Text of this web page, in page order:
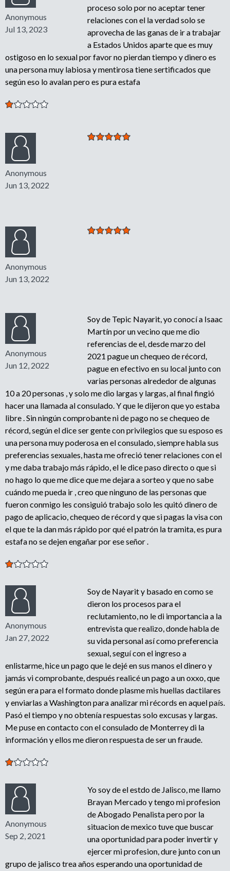
Anonymous
Jul 13, 2023
proceso solo por no aceptar tener
relaciones con el la verdad solo se
aprovecha de las ganas de ir a trabajar
a Estados Unidos aparte que es muy
ostigoso en lo sexual por favor no pierdan tiempo y dinero es
una persona muy labiosa y mentirosa tiene sertificados que
según eso lo avalan pero es pura estafa
Anonymous
Jun 13, 2022
Anonymous
Jun 13, 2022
Anonymous
Jun 12, 2022
Soy de Tepic Nayarit, yo conocí a Isaac
Martín por un vecino que me dio
referencias de el, desde marzo del
2021 pague un chequeo de récord,
pague en efectivo en su local junto con
varias personas alrededor de algunas
10 a 20 personas , y solo me dio largas y largas, al final fingió
hacer una llamada al consulado. Y que le dijeron que yo estaba
libre . Sin ningún comprobante ni de pago no se chequeo de
récord, según el dice ser gente con privilegios que su esposo es
una persona muy poderosa en el consulado, siempre habla sus
preferencias sexuales, hasta me ofreció tener relaciones con el
y me daba trabajo más rápido, el le dice paso directo o que si
no hago lo que me dice que me dejara a sorteo y que no sabe
cuándo me pueda ir , creo que ninguno de las personas que
fueron conmigo les consiguió trabajo solo les quitó dinero de
pago de aplicacio, chequeo de récord y que si pagas la visa con
el que te la dan más rápido por qué el patrón la tramita, es pura
estafa no se dejen engañar por ese señor .
Anonymous
Jan 27, 2022
Soy de Nayarit y basado en como se
dieron los procesos para el
reclutamiento, no le di importancia a la
entrevista que realizo, donde habla de
su vida personal así como preferencia
sexual, seguí con el ingreso a
enlistarme, hice un pago que le dejé en sus manos el dinero y
jamás vi comprobante, después realicé un pago a un oxxo, que
según era para el formato donde plasme mis huellas dactilares
y enviarlas a Washington para analizar mi récords en aquel país.
Pasó el tiempo y no obtenía respuestas solo excusas y largas.
Me puse en contacto con el consulado de Monterrey di la
información y ellos me dieron respuesta de ser un fraude.
Anonymous
Sep 2, 2021
Yo soy de el estdo de Jalisco, me llamo
Brayan Mercado y tengo mi profesion
de Abogado Penalista pero por la
situacion de mexico tuve que buscar
una oportunidad para poder invertir y
ejercer mi profesion, dure junto con un
grupo de jalisco trea años esperando una oportunidad de